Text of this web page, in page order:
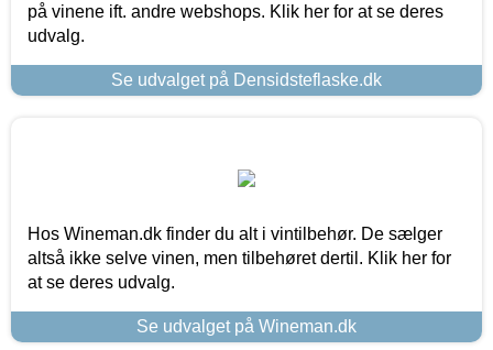
på vinene ift. andre webshops. Klik her for at se deres
udvalg.
Se udvalget på Densidsteflaske.dk
Hos Wineman.dk finder du alt i vintilbehør. De sælger
altså ikke selve vinen, men tilbehøret dertil. Klik her for
at se deres udvalg.
Se udvalget på Wineman.dk